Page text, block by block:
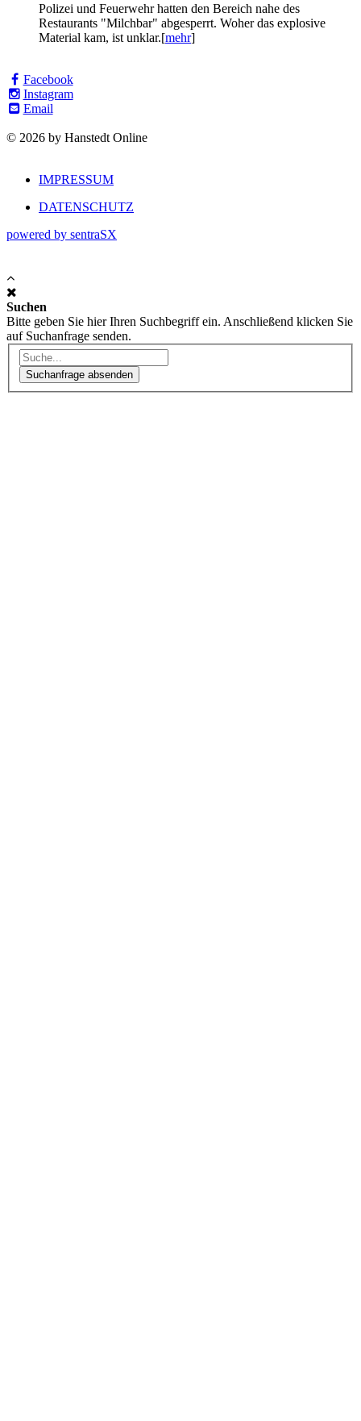
Polizei und Feuerwehr hatten den Bereich nahe des
Restaurants "Milchbar" abgesperrt. Woher das explosive
Material kam, ist unklar.[mehr]
Facebook
Instagram
Email
© 2026 by Hanstedt Online
IMPRESSUM
DATENSCHUTZ
powered by sentraSX
Suchen
Bitte geben Sie hier Ihren Suchbegriff ein. Anschließend klicken Sie
auf Suchanfrage senden.
Suchanfrage absenden